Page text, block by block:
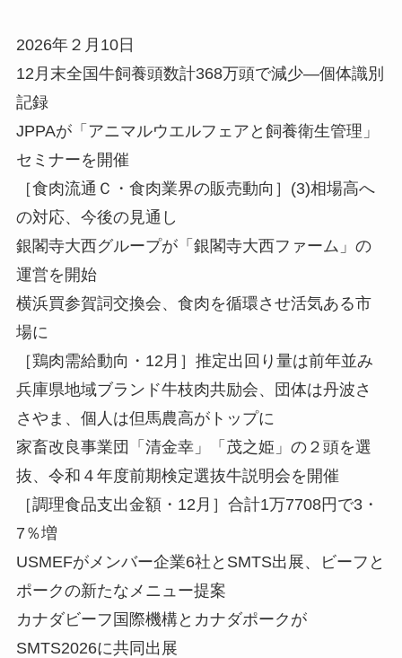
2026年２月10日
12月末全国牛飼養頭数計368万頭で減少—個体識別
記録
JPPAが「アニマルウエルフェアと飼養衛生管理」
セミナーを開催
［食肉流通Ｃ・食肉業界の販売動向］(3)相場高へ
の対応、今後の見通し
銀閣寺大西グループが「銀閣寺大西ファーム」の
運営を開始
横浜買参賀詞交換会、食肉を循環させ活気ある市
場に
［鶏肉需給動向・12月］推定出回り量は前年並み
兵庫県地域ブランド牛枝肉共励会、団体は丹波さ
さやま、個人は但馬農高がトップに
家畜改良事業団「清金幸」「茂之姫」の２頭を選
抜、令和４年度前期検定選抜牛説明会を開催
［調理食品支出金額・12月］合計1万7708円で3・
7％増
USMEFがメンバー企業6社とSMTS出展、ビーフと
ポークの新たなメニュー提案
カナダビーフ国際機構とカナダポークが
SMTS2026に共同出展